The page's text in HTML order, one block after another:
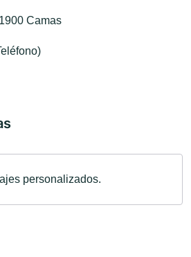
Camas
personalizados.